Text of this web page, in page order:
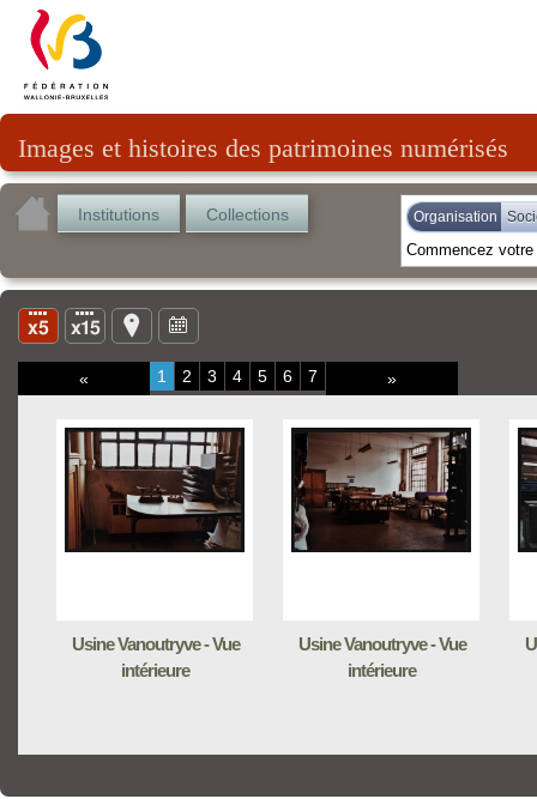
Images et histoires des patrimoines numérisés
Institutions Collections Organisation
« 1 2 3 4 5 6 7 »
Usine Vanoutryve - Vue
intérieure
Usine Vanoutryve - Vue
intérieure